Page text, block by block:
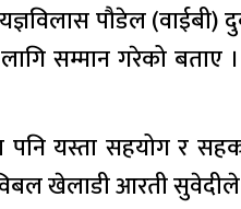
पौडेल
लागि सम्मान गरेको
यस्ता सहयोग र
खेलाडी आरती